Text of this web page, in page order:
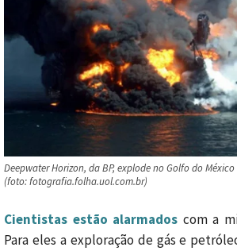
Deepwater Horizon, da BP, explode no Golfo do
(foto: fotografia.folha.uol.com.br)
Cientistas estão alarmados com a
Para eles a exploração de gás e